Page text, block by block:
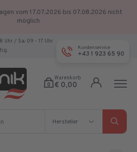
vom 17.07.2026 bis 07.08.2026 nicht
möglich
Uhr / Sa.: 09 - 17 Uhr
Kundenservice
+43 1 923 65 90
0
Warenkorb
€ 0,00
Hersteller